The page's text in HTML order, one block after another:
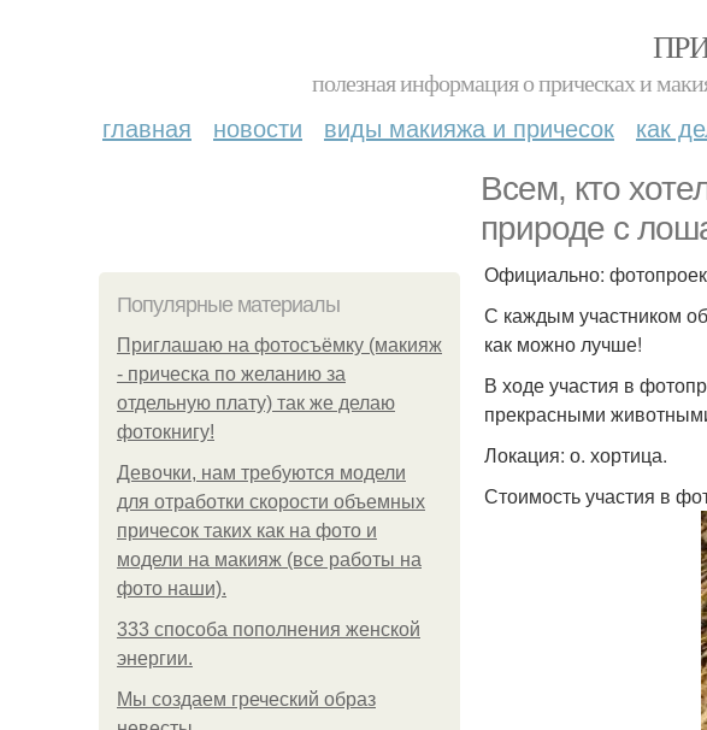
полезная информация о прическах и
главная новости виды макияжа и причесок как
Всем, кто
природе с
Популярные материалы
Приглашаю на фотосъёмку (макияж
- прическа по желанию за
отдельную плату) так же делаю
фотокнигу!
Девочки, нам требуются модели
для отработки скорости объемных
причесок таких как на фото и
модели на макияж (все работы на
фото наши).
333 способа пополнения женской
энергии.
Мы создаем греческий образ
Официально:
С каждым участником
как можно лучше!
В ходе участия в
прекрасными
Локация: о. хортица.
Стоимость участия в